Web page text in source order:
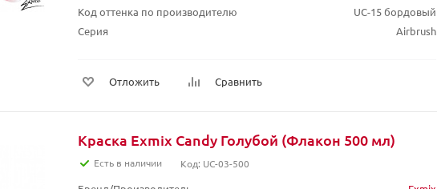
Код оттенка по производителю
UC-15 бордовый
Серия
Airbrush
Отложить Сравнить
Краска Exmix Candy Голубой (Флакон 500 мл)
Есть в наличии Код: UC-03-500